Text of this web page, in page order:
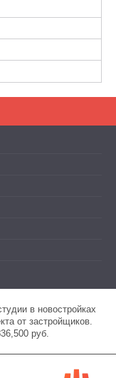
в новостройках
от застройщиков.
руб.